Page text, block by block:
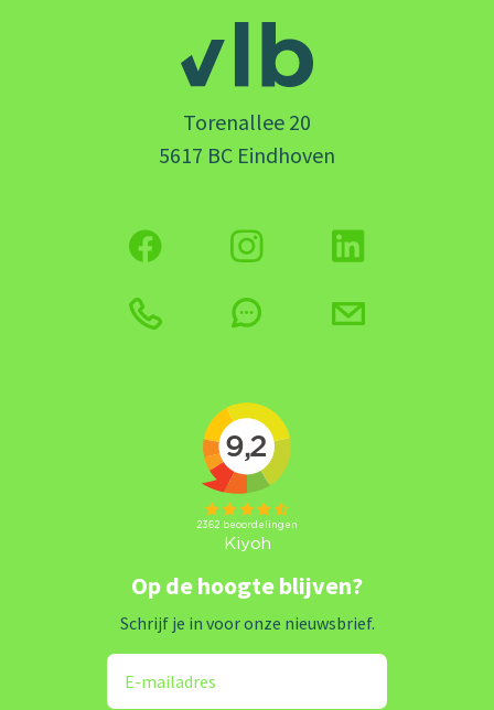
Torenallee 20
5617 BC Eindhoven
Op de hoogte blijven?
Schrijf je in voor onze nieuwsbrief.